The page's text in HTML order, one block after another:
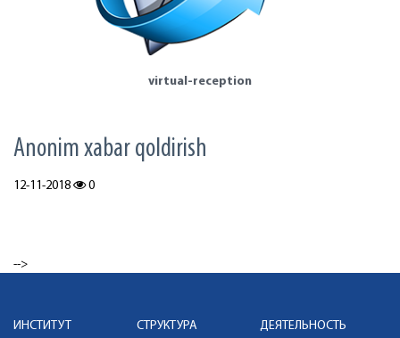
virtual-reception
Аnonim xabar qoldirish
12-11-2018 0
-->
ИНСТИТУТ СТРУКТУРА
ДЕЯТЕЛЬНОСТЬ